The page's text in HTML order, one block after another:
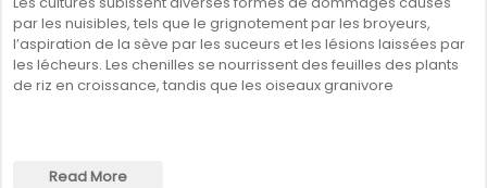
par les nuisibles, tels que le grignotement par les broyeurs,
l’aspiration de la sève par les suceurs et les lésions laissées par
les lécheurs. Les chenilles se nourrissent des feuilles des plants
de riz en croissance, tandis que les oiseaux granivore
Read More